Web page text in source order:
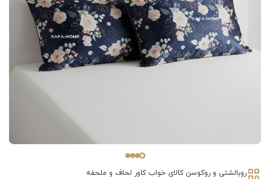
روبالشتی و روکوسن کالای خواب کاور لحاف و ملحفه